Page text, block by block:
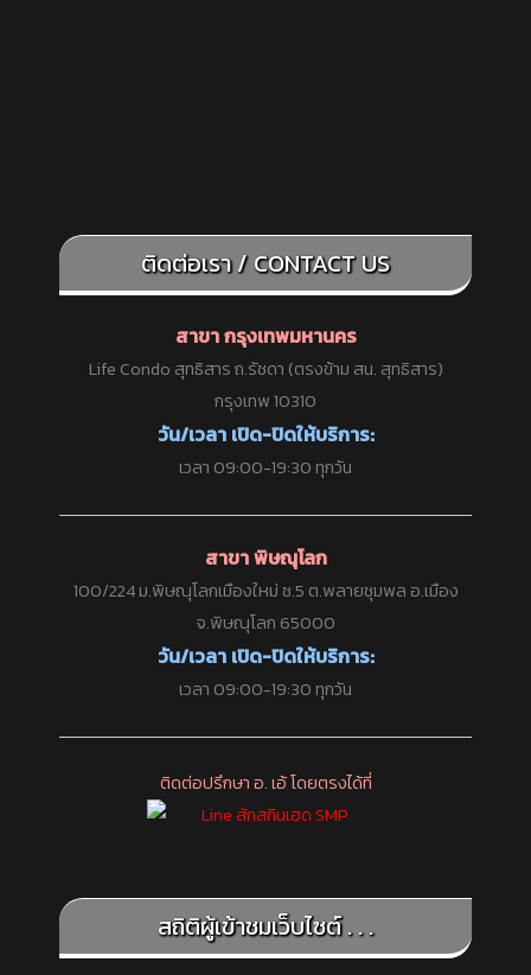
ติดต่อเรา / CONTACT US
สาขา กรุงเทพมหานคร
Life Condo สุทธิสาร ถ.รัชดา (ตรงข้าม สน. สุทธิสาร)
กรุงเทพ 10310
วัน/เวลา เปิด-ปิดให้บริการ:
เวลา 09:00-19:30 ทุกวัน
สาขา พิษณุโลก
100/224 ม.พิษณุโลกเมืองใหม่ ซ.5 ต.พลายชุมพล อ.เมือง
จ.พิษณุโลก 65000
วัน/เวลา เปิด-ปิดให้บริการ:
เวลา 09:00-19:30 ทุกวัน
ติดต่อปรึกษา อ. เอ้ โดยตรงได้ที่
สถิติผู้เข้าชมเว็บไซต์ . . .